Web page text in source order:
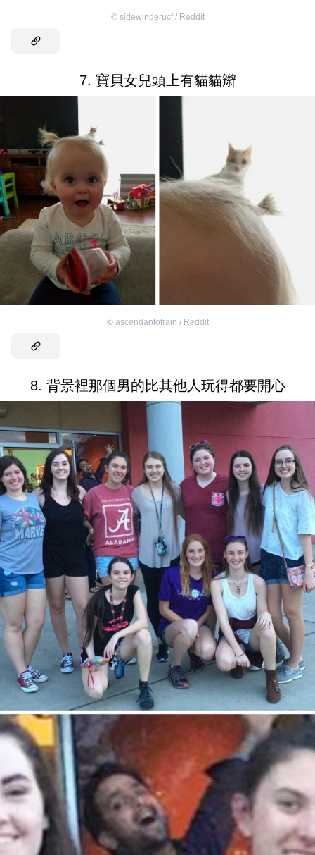
© sidewinderucf / Reddit
7. 寶貝女兒頭上有貓貓辮
© ascendantofrain / Reddit
8. 背景裡那個男的比其他人玩得都要開心